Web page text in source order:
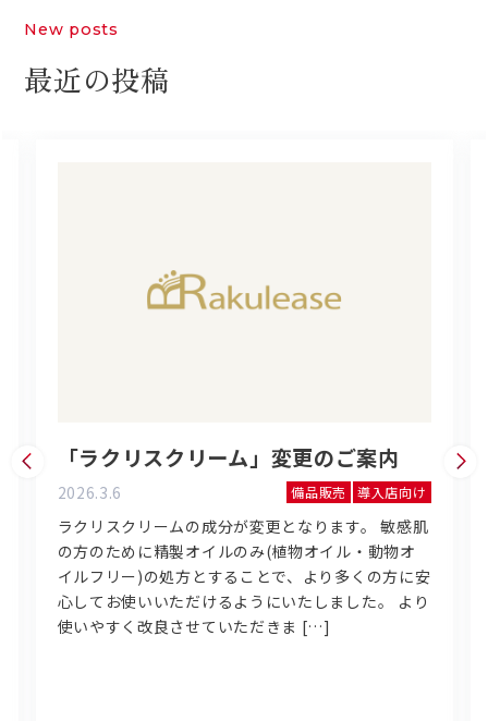
New posts
最近の投稿
「ラクリスクリーム」変更のご案内
2026.3.6 備品販売 導入店向け
ラクリスクリームの成分が変更となります。 敏感肌
の方のために精製オイルのみ(植物オイル・動物オ
イルフリー)の処方とすることで、より多くの方に安
心してお使いいただけるようにいたしました。 より
使いやすく改良させていただきま […]